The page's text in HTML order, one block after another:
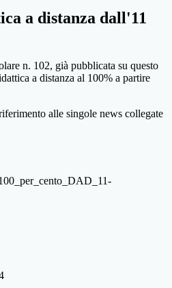
a distanza dall'11
n. 102, già pubblicata su questo
a distanza al 100% a partire
alle singole news collegate